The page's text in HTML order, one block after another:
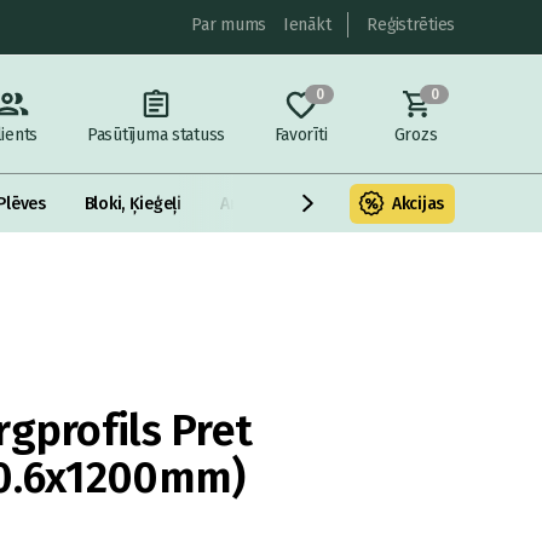
Par mums Ienākt Reģistrēties
Pasūtījuma statuss
0
Favorīti
0
Grozs
Bloki, Ķieģeļi Armatūra un metāls Fasādes
Akcijas
Pret